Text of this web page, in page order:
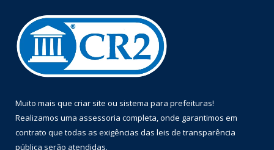
Muito mais que criar site ou sistema para prefeituras!
Realizamos uma assessoria completa, onde garantimos em
contrato que todas as exigências das leis de transparência
pública serão atendidas.